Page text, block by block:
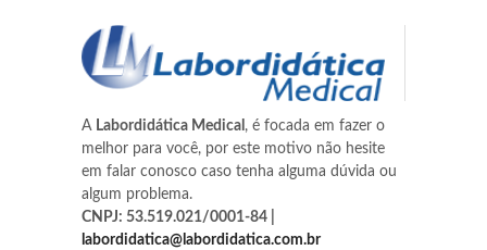
A Labordidática Medical , é focada em fazer o
melhor para você, por este motivo não hesite
em falar conosco caso tenha alguma dúvida ou
algum problema.
CNPJ: 53.519.021/0001-84 |
labordidatica@labordidatica.com.br